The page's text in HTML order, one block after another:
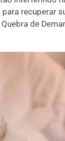
recuperar
de